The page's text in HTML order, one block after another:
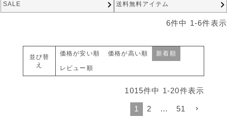
SALE 送料無料アイテム
6件中 1 -6件表示
並び替
え
価格が安い順 価格が高い順 新着順
レビュー順
1015件中 1 -20件表示
1 2 … 51